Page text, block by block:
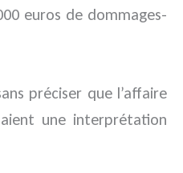
euros de dommages-
préciser que l’affaire
une interprétation